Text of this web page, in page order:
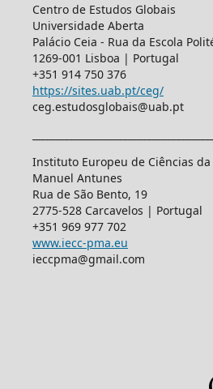
Centro de Estudos Globais
Universidade Aberta
Palácio Ceia - Rua da Escola
1269-001 Lisboa | Portugal
+351 914 750 376
https://sites.uab.pt/ceg/
ceg.estudosglobais@uab.pt
Instituto Europeu de Ciências
Manuel Antunes
Rua de São Bento, 19
2775-528 Carcavelos | Portugal
+351 969 977 702
www.iecc-pma.eu
ieccpma@gmail.com